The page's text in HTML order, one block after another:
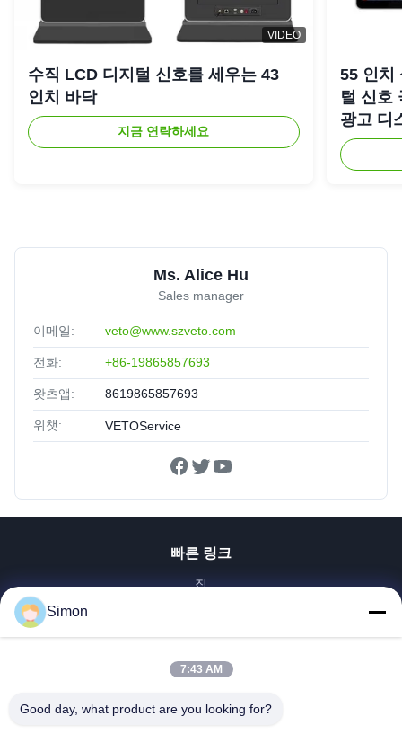
VIDEO
수직 LCD 디지털 신호를 세우는 43
인치 바닥
지금 연락하세요
55 인치
털 신호
광고 디
Ms. Alice Hu
Sales manager
이메일: veto@www.szveto.com
전화: +86-19865857693
왓츠앱: 8619865857693
위챗: VETOService
빠른 링크
집
비디오
우리 에 관한 것
품질 관리
Simon
7:43 AM
Good day, what product are you looking for?